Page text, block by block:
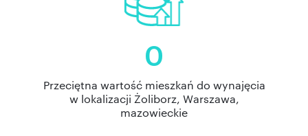
0
Przeciętna wartość mieszkań do wynajęcia
w lokalizacji Żoliborz, Warszawa,
mazowieckie